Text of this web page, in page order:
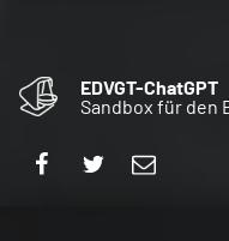
EDVGT-ChatGPT
Sandbox für den